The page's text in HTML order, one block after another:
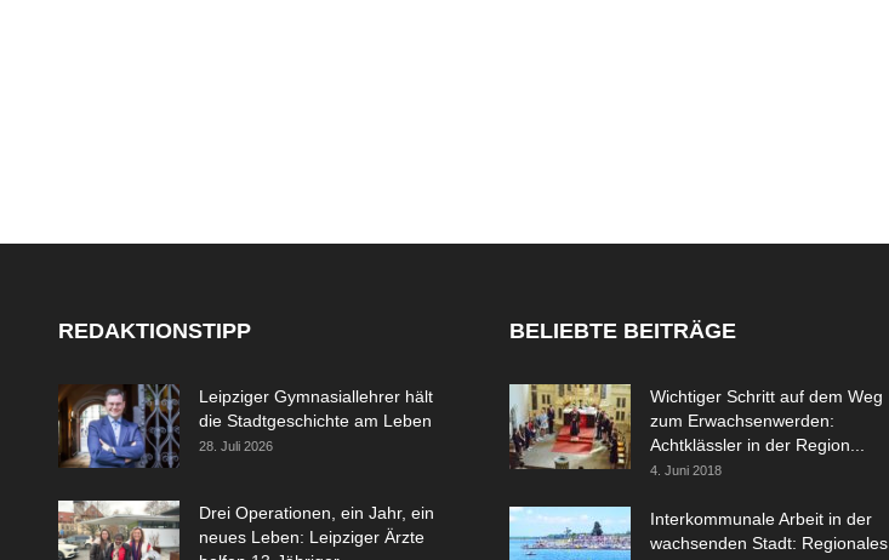
REDAKTIONSTIPP
Leipziger Gymnasiallehrer hält
die Stadtgeschichte am Leben
28. Juli 2026
Drei Operationen, ein Jahr, ein
neues Leben: Leipziger Ärzte
BELIEBTE BEITRÄGE
Wichtiger Schritt auf dem Weg
zum Erwachsenwerden:
Achtklässler in der Region...
4. Juni 2018
Interkommunale Arbeit in der
wachsenden Stadt: Regionales